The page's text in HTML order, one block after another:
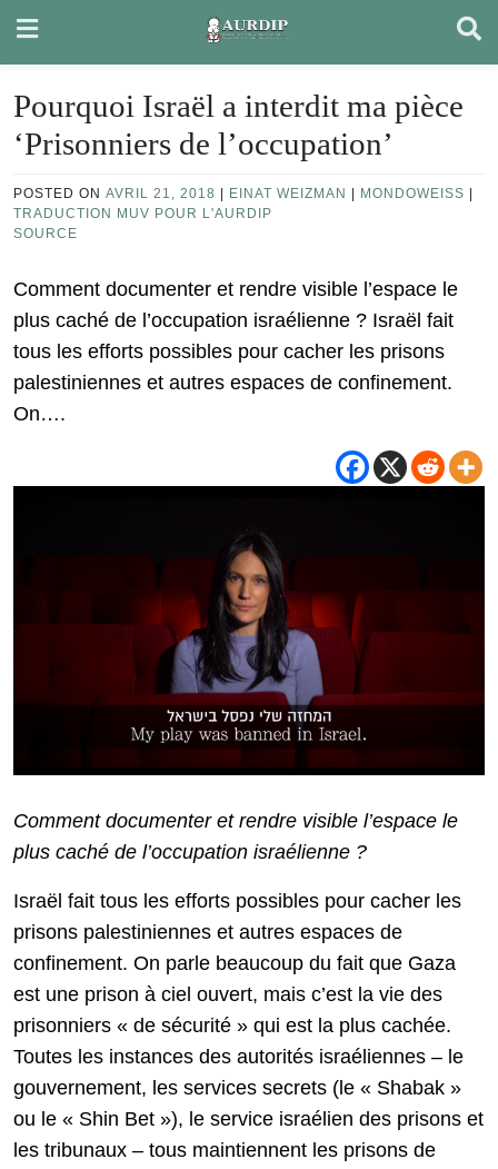
content
Pourquoi Israël a interdit ma pièce
‘Prisonniers de l’occupation’
POSTED ON AVRIL 21, 2018 EINAT WEIZMAN MONDOWEISS
TRADUCTION MUV POUR L'AURDIP
SOURCE
Comment documenter et rendre visible l’espace le
plus caché de l’occupation israélienne ? Israël fait
tous les efforts possibles pour cacher les prisons
palestiniennes et autres espaces de confinement.
On….
Comment documenter et rendre visible l’espace le
plus caché de l’occupation israélienne ?
Israël fait tous les efforts possibles pour cacher les
prisons palestiniennes et autres espaces de
confinement. On parle beaucoup du fait que Gaza
est une prison à ciel ouvert, mais c’est la vie des
prisonniers « de sécurité » qui est la plus cachée.
Toutes les instances des autorités israéliennes – le
gouvernement, les services secrets (le « Shabak »
ou le « Shin Bet »), le service israélien des prisons et
les tribunaux – tous maintiennent les prisons de